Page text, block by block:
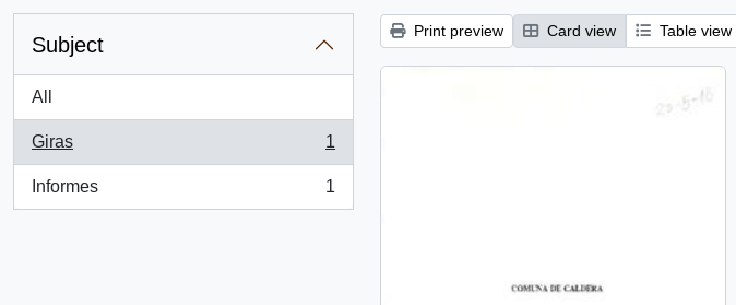
Subject
All
Giras
, 1 results
1
Informes
, 1 results
1
Print preview Card view Table view